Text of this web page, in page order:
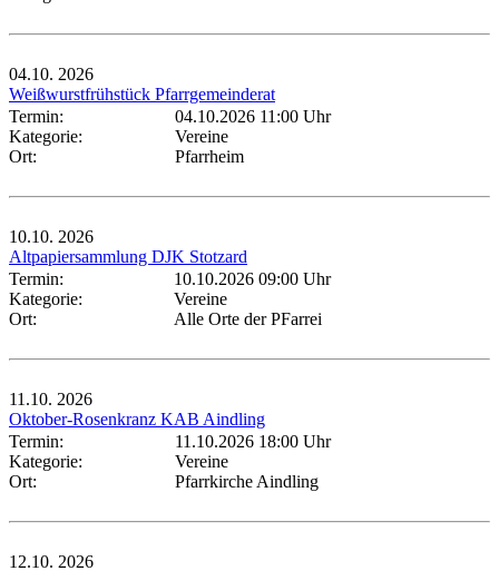
04.10. 2026
Weißwurstfrühstück Pfarrgemeinderat
Termin:
04.10.2026 11:00 Uhr
Kategorie:
Vereine
Ort:
Pfarrheim
10.10. 2026
Altpapiersammlung DJK Stotzard
Termin:
10.10.2026 09:00 Uhr
Kategorie:
Vereine
Ort:
Alle Orte der PFarrei
11.10. 2026
Oktober-Rosenkranz KAB Aindling
Termin:
11.10.2026 18:00 Uhr
Kategorie:
Vereine
Ort:
Pfarrkirche Aindling
12.10. 2026